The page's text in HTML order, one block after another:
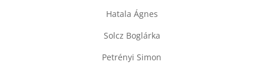
Hatala Ágnes
Solcz Boglárka
Petrényi Simon